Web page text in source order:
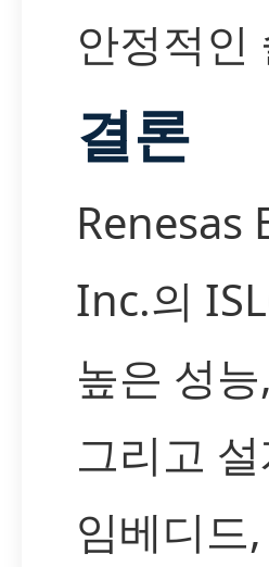
안정적인
결론
Renesas
Inc.의
높은 성
그리고
임베디드